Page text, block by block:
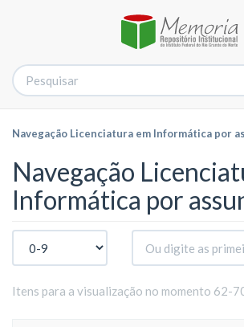
Navegação Licenciatura em Informática por
Navegação
Informática por
Itens para a visualização no momento 62-